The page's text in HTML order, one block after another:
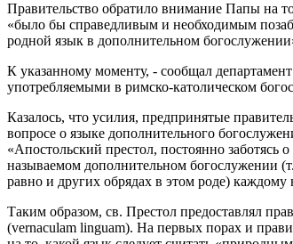
Правительство обратило внимание Папы на
«было бы справедливым и необходимым
родной язык в дополнительном
К указанному моменту, - сообщал
употребляемыми в римско-католическом
Казалось, что усилия, предпринятые
вопросе о языке дополнительного
«Апостольский престол, постоянно
называемом дополнительном богослужении
равно и других обрядах в этом роде)
Таким образом, св. Престол предоставлял
(vernaculam linguam). На первых порах и